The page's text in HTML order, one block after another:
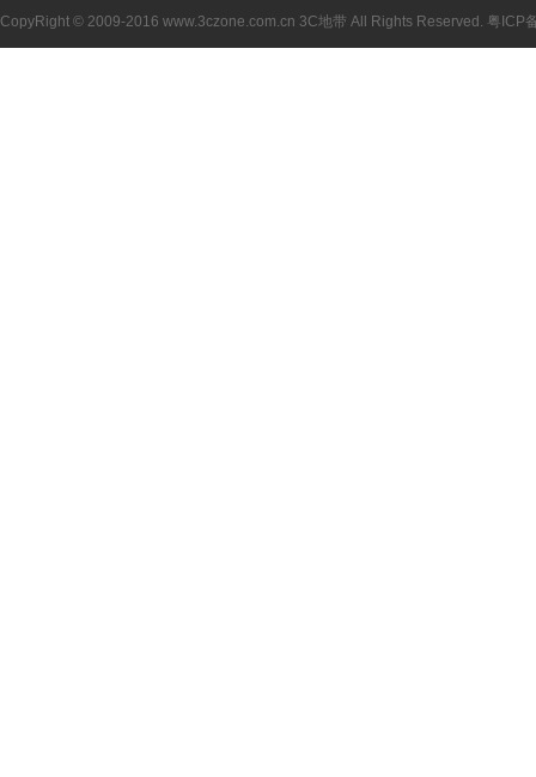
CopyRight © 2009-2016 www.3czone.com.cn 3C地带 All Rights Reserved. 粤ICP